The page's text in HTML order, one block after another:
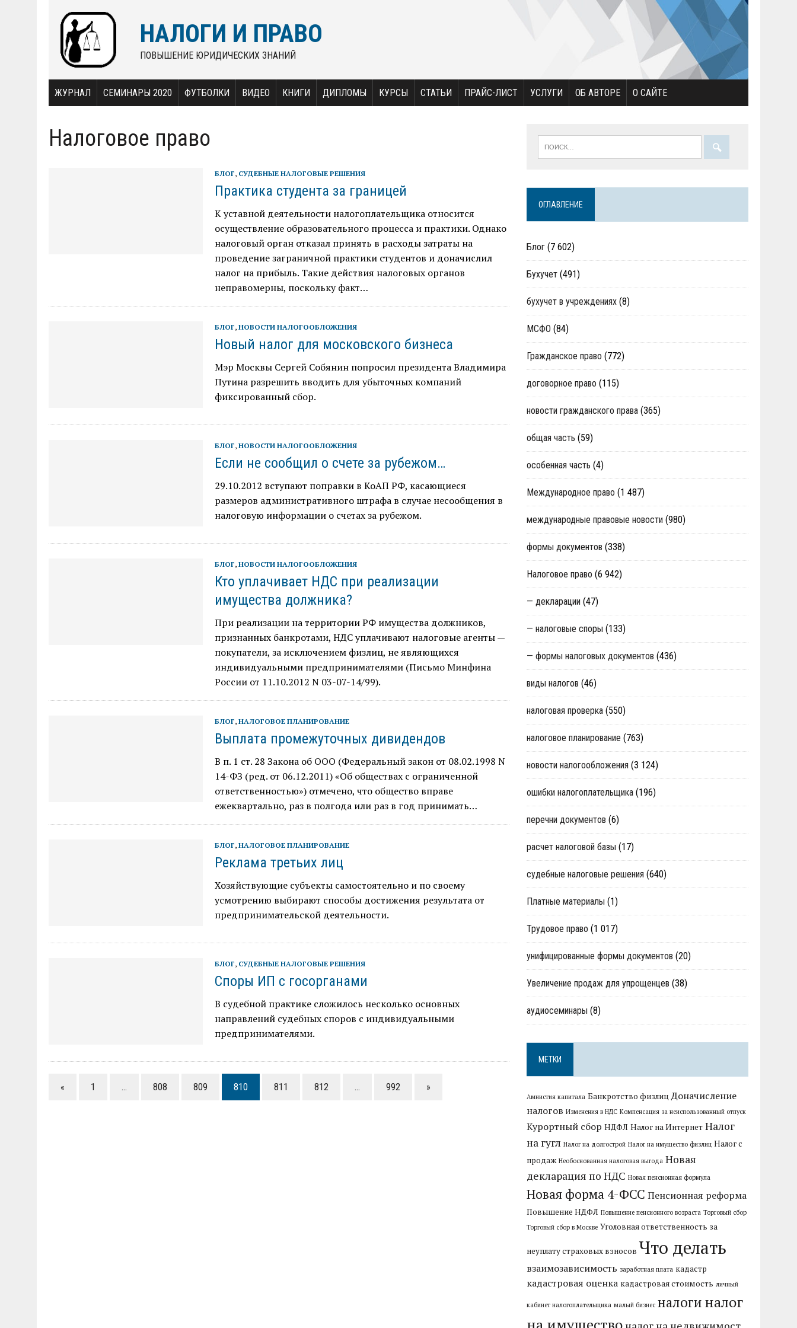
НАЛОГИ И ПРАВО
ПОВЫШЕНИЕ ЮРИДИЧЕСКИХ ЗНАНИЙ
ЖУРНАЛ СЕМИНАРЫ 2020 ФУТБОЛКИ ВИДЕО КНИГИ ДИПЛОМЫ КУРСЫ СТАТЬИ ПРАЙС-ЛИСТ УСЛУГИ ОБ АВТОРЕ О САЙТЕ
Налоговое право
БЛОГ, СУДЕБНЫЕ НАЛОГОВЫЕ РЕШЕНИЯ
Практика студента за границей
К уставной деятельности налогоплательщика относится
осуществление образовательного процесса и практики. Однако
налоговый орган отказал принять в расходы затраты на
проведение заграничной практики студентов и доначислил
налог на прибыль. Такие действия налоговых органов
неправомерны, поскольку факт…
БЛОГ, НОВОСТИ НАЛОГООБЛОЖЕНИЯ
Новый налог для московского бизнеса
Мэр Москвы Сергей Собянин попросил президента Владимира
Путина разрешить вводить для убыточных компаний
фиксированный сбор.
БЛОГ, НОВОСТИ НАЛОГООБЛОЖЕНИЯ
Если не сообщил о счете за рубежом…
29.10.2012 вступают поправки в КоАП РФ, касающиеся
размеров административного штрафа в случае несообщения в
налоговую информации о счетах за рубежом.
БЛОГ, НОВОСТИ НАЛОГООБЛОЖЕНИЯ
Кто уплачивает НДС при реализации
имущества должника?
При реализации на территории РФ имущества должников,
признанных банкротами, НДС уплачивают налоговые агенты —
покупатели, за исключением физлиц, не являющихся
индивидуальными предпринимателями (Письмо Минфина
России от 11.10.2012 N 03-07-14/99).
БЛОГ, НАЛОГОВОЕ ПЛАНИРОВАНИЕ
Выплата промежуточных дивидендов
В п. 1 ст. 28 Закона об ООО (Федеральный закон от 08.02.1998 N
14-ФЗ (ред. от 06.12.2011) «Об обществах с ограниченной
ответственностью») отмечено, что общество вправе
ежеквартально, раз в полгода или раз в год принимать…
БЛОГ, НАЛОГОВОЕ ПЛАНИРОВАНИЕ
Реклама третьих лиц
Хозяйствующие субъекты самостоятельно и по своему
усмотрению выбирают способы достижения результата от
предпринимательской деятельности.
БЛОГ, СУДЕБНЫЕ НАЛОГОВЫЕ РЕШЕНИЯ
Споры ИП с госорганами
В судебной практике сложилось несколько основных
направлений судебных споров с индивидуальными
предпринимателями.
« 1 … 808 809 810 811 812 … 992 »
ОГЛАВЛЕНИЕ
Блог (7 602)
Бухучет (491)
бухучет в учреждениях (8)
МСФО (84)
Гражданское право (772)
договорное право (115)
новости гражданского права (365)
общая часть (59)
особенная часть (4)
Международное право (1 487)
международные правовые новости (980)
формы документов (338)
Налоговое право (6 942)
— декларации (47)
— налоговые споры (133)
— формы налоговых документов (436)
виды налогов (46)
налоговая проверка (550)
налоговое планирование (763)
новости налогообложения (3 124)
ошибки налогоплательщика (196)
перечни документов (6)
расчет налоговой базы (17)
судебные налоговые решения (640)
Платные материалы (1)
Трудовое право (1 017)
унифицированные формы документов (20)
Увеличение продаж для упрощенцев (38)
аудиосеминары (8)
МЕТКИ
Амнистия капитала Банкротство физлиц Доначисление
налогов Изменения в НДС Компенсация за неиспользованный отпуск
Курортный сбор НДФЛ Налог на Интернет Налог
на гугл Налог на долгострой Налог на имущество физлиц Налог с
продаж Необоснованная налоговая выгода Новая
декларация по НДС Новая пенсионная формула
Новая форма 4-ФСС Пенсионная реформа
Повышение НДФЛ Повышение пенсионного возраста Торговый сбор
Торговый сбор в Москве Уголовная ответственность за
неуплату страховых взносов Что делать
взаимозависимость заработная плата кадастр
кадастровая оценка кадастровая стоимость личный
кабинет налогоплательщика малый бизнес налоги налог